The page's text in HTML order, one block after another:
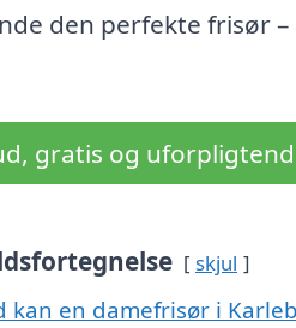
den perfekte frisør
gratis og
skjul
kan en damefrisør i